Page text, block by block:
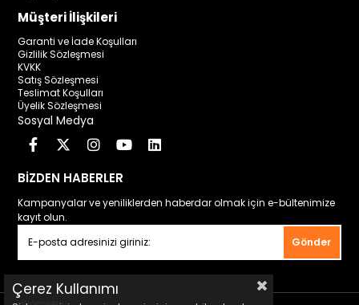
Müşteri İlişkileri
Garanti ve İade Koşulları
Gizlilik Sözleşmesi
KVKK
Satış Sözleşmesi
Teslimat Koşulları
Üyelik Sözleşmesi
Sosyal Medya
BİZDEN HABERLER
Kampanyalar ve yeniliklerden haberdar olmak için e-bültenimize
kayıt olun.
Gönder
Çerez Kullanımı